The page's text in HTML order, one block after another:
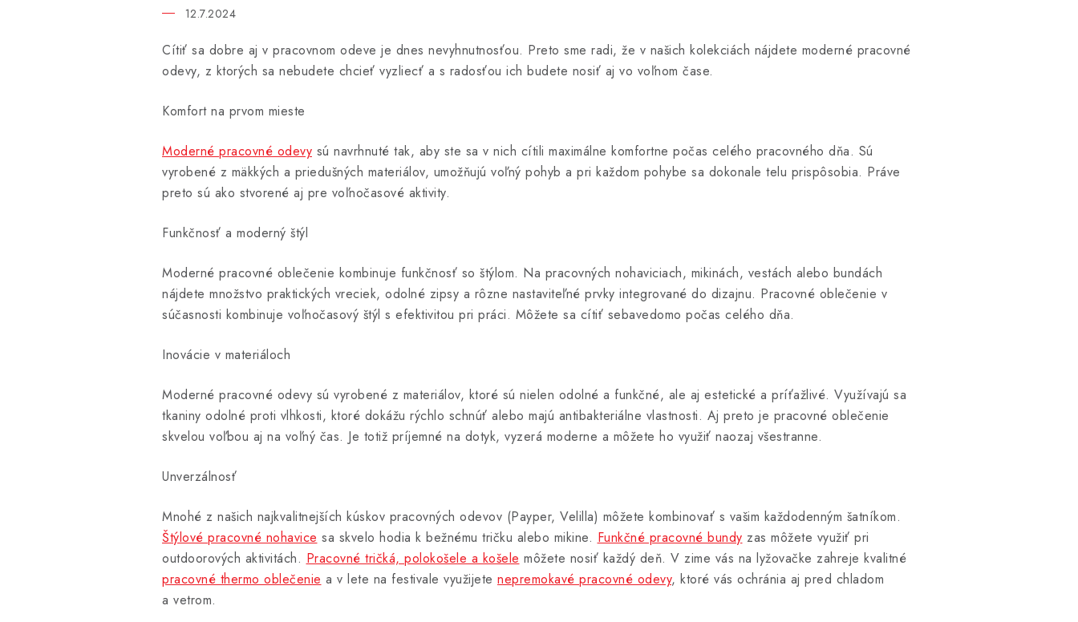
12.7.2024
Cítiť sa dobre aj v pracovnom odeve je dnes nevyhnutnosťou. Preto sme radi, že v našich kolekciách nájdete moderné pracovné
odevy, z ktorých sa nebudete chcieť vyzliecť a s radosťou ich budete nosiť aj vo voľnom čase.
Komfort na prvom mieste
Moderné pracovné odevy sú navrhnuté tak, aby ste sa v nich cítili maximálne komfortne počas celého pracovného dňa. Sú
vyrobené z mäkkých a priedušných materiálov, umožňujú voľný pohyb a pri každom pohybe sa dokonale telu prispôsobia. Práve
preto sú ako stvorené aj pre voľnočasové aktivity.
Funkčnosť a moderný štýl
Moderné pracovné oblečenie kombinuje funkčnosť so štýlom. Na pracovných nohaviciach, mikinách, vestách alebo bundách
nájdete množstvo praktických vreciek, odolné zipsy a rôzne nastaviteľné prvky integrované do dizajnu. Pracovné oblečenie v
súčasnosti kombinuje voľnočasový štýl s efektivitou pri práci. Môžete sa cítiť sebavedomo počas celého dňa.
Inovácie v materiáloch
Moderné pracovné odevy sú vyrobené z materiálov, ktoré sú nielen odolné a funkčné, ale aj estetické a príťažlivé. Využívajú sa
tkaniny odolné proti vlhkosti, ktoré dokážu rýchlo schnúť alebo majú antibakteriálne vlastnosti. Aj preto je pracovné oblečenie
skvelou voľbou aj na voľný čas. Je totiž príjemné na dotyk, vyzerá moderne a môžete ho využiť naozaj všestranne.
Unverzálnosť
Mnohé z našich najkvalitnejších kúskov pracovných odevov (Payper, Velilla) môžete kombinovať s vašim každodenným šatníkom.
Štýlové pracovné nohavice sa skvelo hodia k bežnému tričku alebo mikine. Funkčné pracovné bundy zas môžete využiť pri
outdoorových aktivitách. Pracovné tričká, polokošele a košele môžete nosiť každý deň. V zime vás na lyžovačke zahreje kvalitné
pracovné thermo oblečenie a v lete na festivale využijete nepremokavé pracovné odevy, ktoré vás ochránia aj pred chladom
a vetrom.